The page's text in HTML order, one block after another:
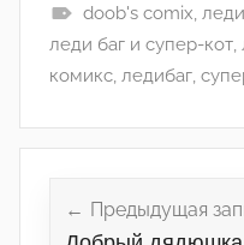
doob's comix,
леди баг и супер-кот,
комикс, ледибаг,
Предыдущая